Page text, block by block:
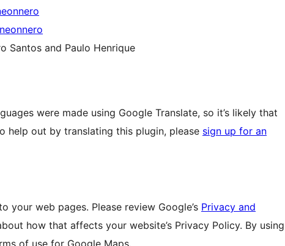
neonnero
Santos and Paulo Henrique
were made using Google Translate, so it’s likely that
help out by translating this plugin, please sign up for an
your web pages. Please review Google’s Privacy and
how that affects your website’s Privacy Policy. By using